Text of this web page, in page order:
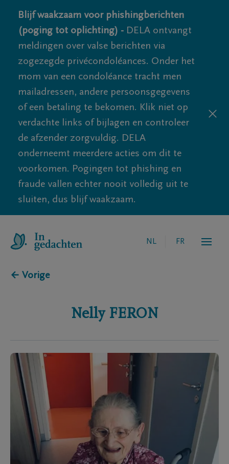
Blijf waakzaam voor phishingberichten
(poging tot oplichting) - DELA ontvangt
meldingen over valse berichten via
zogezegde privécondoléances. Onder het
mom van een condoléance tracht men
mailadressen, andere persoonsgegevens
of een betaling te bekomen. Klik niet op
verdachte links of bijlagen en controleer
de afzender zorgvuldig. DELA
onderneemt meerdere acties om dit te
voorkomen. Pogingen tot phishing en
fraude vallen echter nooit volledig uit te
sluiten, dus blijf waakzaam.
NL FR
← Vorige
Nelly FERON